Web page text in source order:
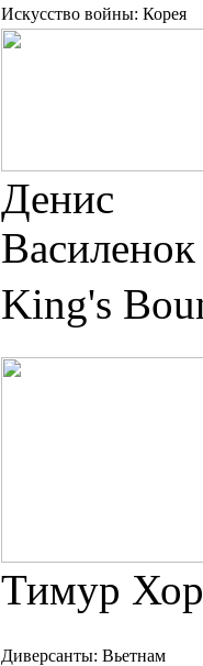
Искусство войны: Корея
Денис
Василенок
King's
Тимур
Диверсанты: Вьетнам